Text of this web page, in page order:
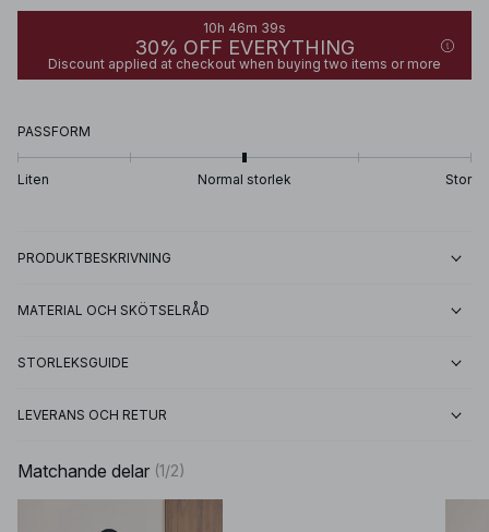
10h 46m 39s
30% OFF EVERYTHING
Discount applied at checkout when buying two items or more
PASSFORM
Liten Normal storlek Stor
PRODUKTBESKRIVNING
MATERIAL OCH SKÖTSELRÅD
STORLEKSGUIDE
LEVERANS OCH RETUR
Matchande delar (1/2)